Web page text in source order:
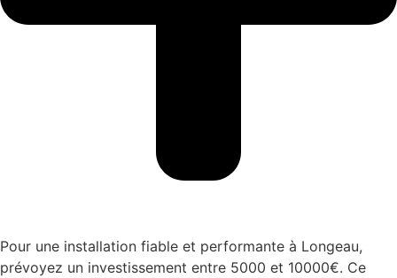
Pour une installation fiable et performante à Longeau,
prévoyez un investissement entre 5000 et 10000€. Ce